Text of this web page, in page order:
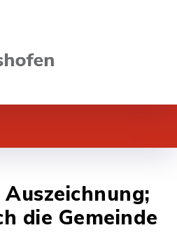
die Gemeinde